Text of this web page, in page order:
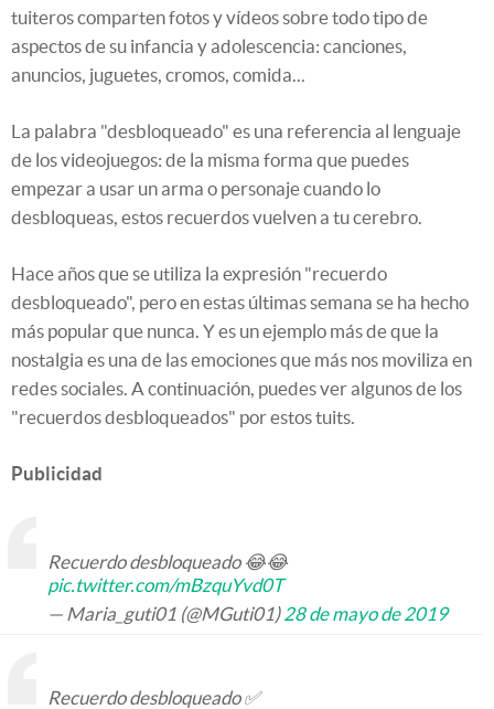
tuiteros comparten fotos y vídeos sobre todo tipo de
aspectos de su infancia y adolescencia: canciones,
anuncios, juguetes, cromos, comida...
La palabra "desbloqueado" es una referencia al lenguaje
de los videojuegos: de la misma forma que puedes
empezar a usar un arma o personaje cuando lo
desbloqueas, estos recuerdos vuelven a tu cerebro.
Hace años que se utiliza la expresión "recuerdo
desbloqueado", pero en estas últimas semana se ha hecho
más popular que nunca. Y es un ejemplo más de que la
nostalgia es una de las emociones que más nos moviliza en
redes sociales. A continuación, puedes ver algunos de los
"recuerdos desbloqueados" por estos tuits.
Publicidad
Recuerdo desbloqueado 😂😂
pic.twitter.com/mBzquYvd0T
— Maria_guti01 (@MGuti01)28 de mayo de 2019
Recuerdo desbloqueado ✅